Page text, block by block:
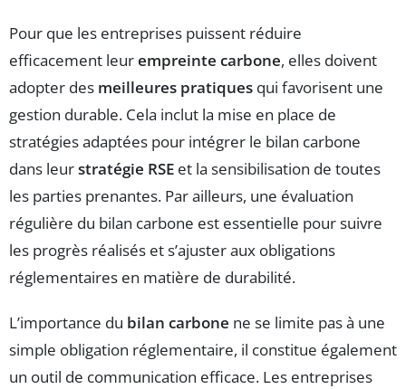
Pour que les entreprises puissent réduire
efficacement leurempreinte carbone, elles doivent
adopter des meilleures pratiques qui favorisent une
gestion durable. Cela inclut la mise en place de
stratégies adaptées pour intégrer le bilan carbone
dans leurstratégie RSE et la sensibilisation de toutes
les parties prenantes. Par ailleurs, une évaluation
régulière du bilan carbone est essentielle pour suivre
les progrès réalisés et s’ajuster aux obligations
réglementaires en matière de durabilité.
L’importance du bilan carbone ne se limite pas à une
simple obligation réglementaire, il constitue également
un outil de communication efficace. Les entreprises